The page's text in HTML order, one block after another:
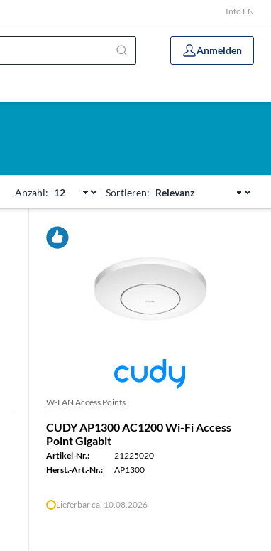
Info EN
Anmelden
Anzahl: Sortieren:
W-LAN Access Points
CUDY AP1300 AC1200 Wi-Fi Access
Point Gigabit
Artikel-Nr.:
21225020
Herst.-Art.-Nr.:
AP1300
Lieferbar ca. 10.08.2026